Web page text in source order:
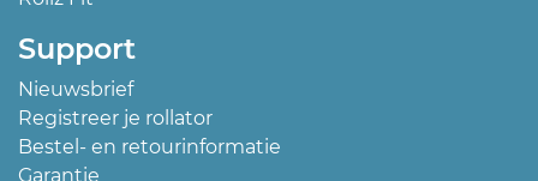
Support
Nieuwsbrief
Registreer je rollator
Bestel- en retourinformatie
Garantie